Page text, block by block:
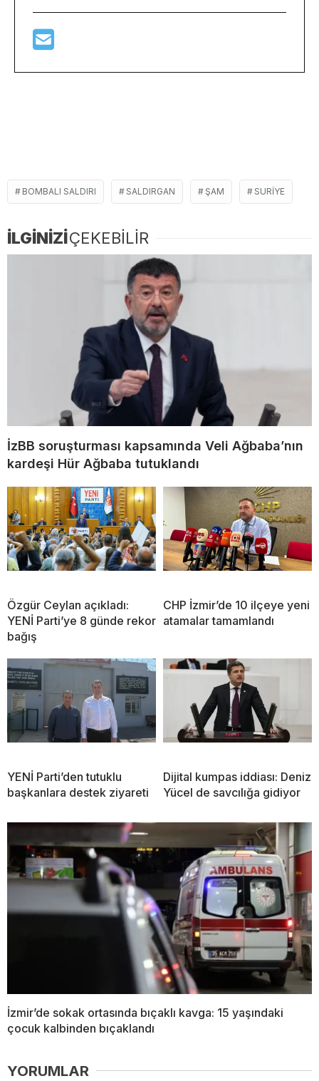
BOMBALI SALDIRI SALDIRGAN ŞAM SURIYE
İLGİNİZİÇEKEBİLİR
İzBB soruşturması kapsamında Veli Ağbaba’nın
kardeşi Hür Ağbaba tutuklandı
Özgür Ceylan açıkladı:
YENİ Parti’ye 8 günde rekor
bağış
CHP İzmir’de 10 ilçeye yeni
atamalar tamamlandı
YENİ Parti’den tutuklu
başkanlara destek ziyareti
Dijital kumpas iddiası: Deniz
Yücel de savcılığa gidiyor
İzmir’de sokak ortasında bıçaklı kavga: 15 yaşındaki
çocuk kalbinden bıçaklandı
YORUMLAR